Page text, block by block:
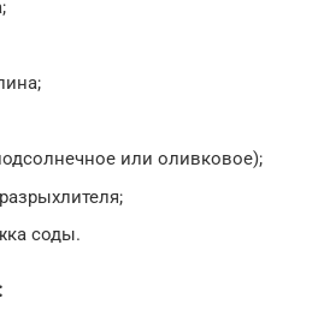
или оливковое);
соды.